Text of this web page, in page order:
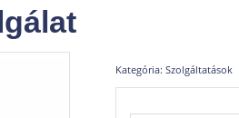
Kategória: Szolgáltatások